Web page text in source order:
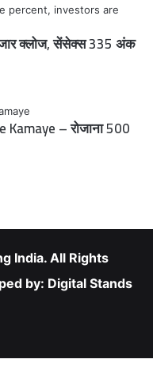
क्लोज, सेंसेक्स 335 अंक
– रोजाना 500
India. All Rights
by: Digital Stands